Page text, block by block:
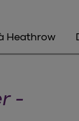
Heathrow
-